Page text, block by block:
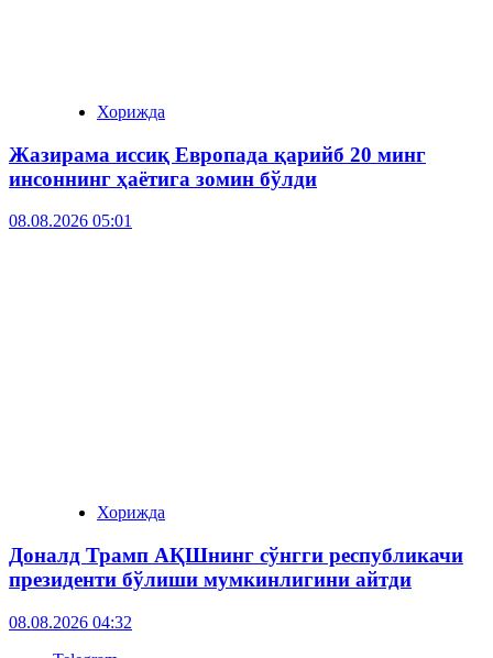
Хорижда
Жазирама иссиқ Европада қарийб 20 минг
инсоннинг ҳаётига зомин бўлди
08.08.2026 05:01
Хорижда
Доналд Трамп АҚШнинг сўнгги республикачи
президенти бўлиши мумкинлигини айтди
08.08.2026 04:32